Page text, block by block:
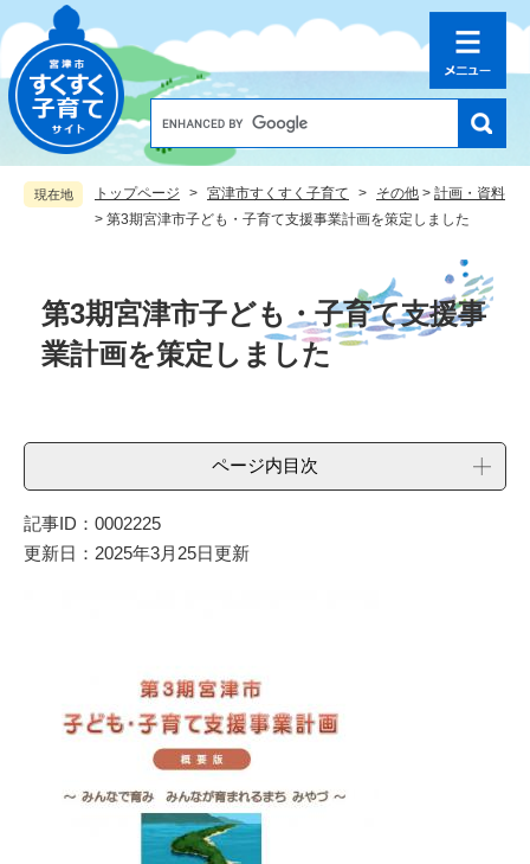
ー
ジ
の
先
ニ
ュ
ー
を
o
l
e
ム
検
索
現在地 トップページ > 宮津市すくすく子育て > その他 > 計画・資料
> 第3期宮津市子ども・子育て支援事業計画を策定しました
第3期宮津市子ども・子育て支援事
業計画を策定しました
ページ内目次
記事ID：0002225
更新日：2025年3月25日更新